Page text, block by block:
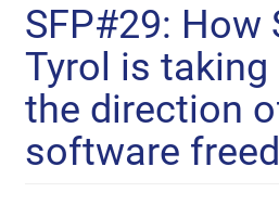
SFP#29: How
Tyrol is taking
the direction
software